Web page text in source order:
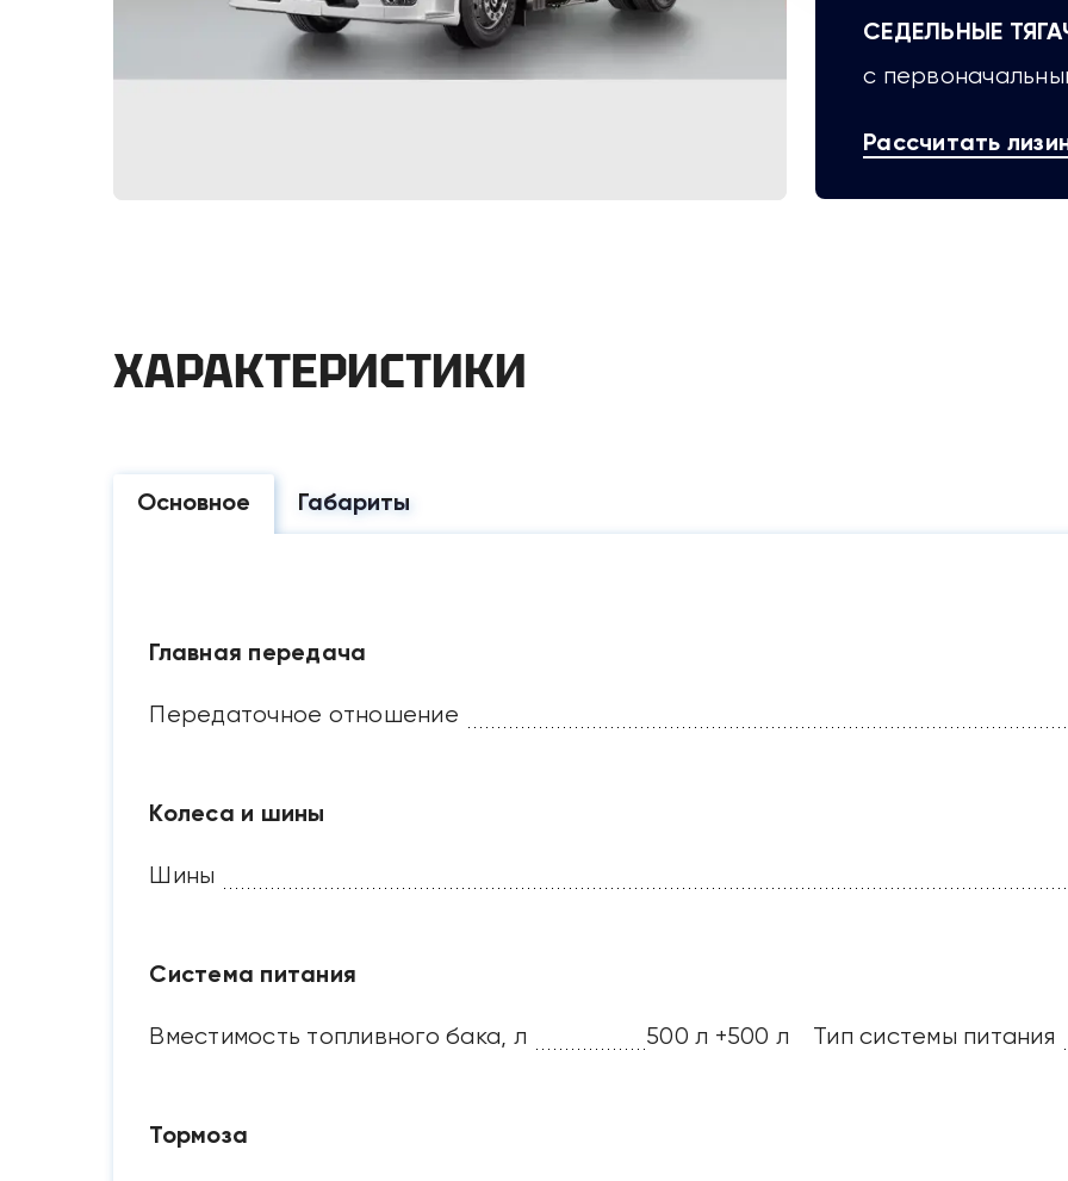
СЕДЕЛЬНЫЕ
с
Рассчитать
ХАРАКТЕРИСТИКИ
Основное Габариты
Главная передача
Передаточное отношение
Колеса и шины
Шины
Система питания
Вместимость топливного бака, л 500 л +500 л Тип системы питания
Тормоза